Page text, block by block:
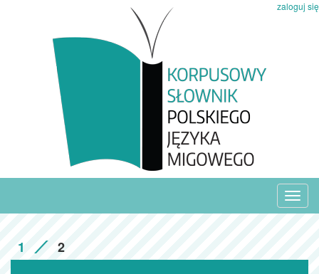
zaloguj się
1 2